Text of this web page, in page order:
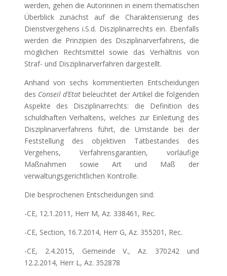
werden, gehen die Autorinnen in einem thematischen
Überblick zunächst auf die Charakterisierung des
Dienstvergehens i.S.d. Disziplinarrechts ein. Ebenfalls
werden die Prinzipien des Disziplinarverfahrens, die
möglichen Rechtsmittel sowie das Verhältnis von
Straf- und Disziplinarverfahren dargestellt.
Anhand von sechs kommentierten Entscheidungen
des Conseil d’Etatbeleuchtet der Artikel die folgenden
Aspekte des Disziplinarrechts: die Definition des
schuldhaften Verhaltens, welches zur Einleitung des
Disziplinarverfahrens führt, die Umstände bei der
Feststellung des objektiven Tatbestandes des
Vergehens, Verfahrensgarantien, vorläufige
Maßnahmen sowie Art und Maß der
verwaltungsgerichtlichen Kontrolle.
Die besprochenen Entscheidungen sind:
-CE, 12.1.2011, Herr M, Az. 338461, Rec.
-CE, Section, 16.7.2014, Herr G, Az. 355201, Rec.
-CE, 2.4.2015, Gemeinde V., Az. 370242 und
12.2.2014, Herr L, Az. 352878